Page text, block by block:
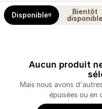
Disponible0
Bientôt
disponible
Aucun produit
Mais nous avons
épuisées ou en